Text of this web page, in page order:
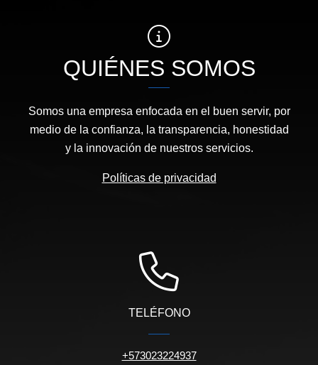
QUIÉNES SOMOS
Somos una empresa enfocada en el buen servir, por
medio de la confianza, la transparencia, honestidad
y la innovación de nuestros servicios.
Políticas de privacidad
TELÉFONO
+573023224937